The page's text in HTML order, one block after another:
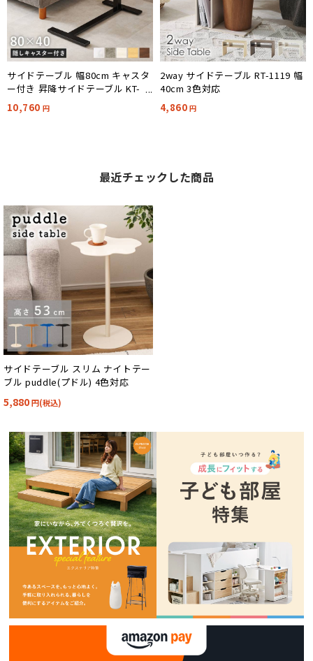
サイドテーブル 幅80cm キャスタ
ー付き 昇降サイドテーブル KT-
3179 5色対応
10,760 円
2way サイドテーブル RT-1119 幅
40cm 3色対応
4,860円
最近チェックした商品
サイドテーブル スリム ナイトテー
ブル puddle(プドル) 4色対応
5,880円(税込)